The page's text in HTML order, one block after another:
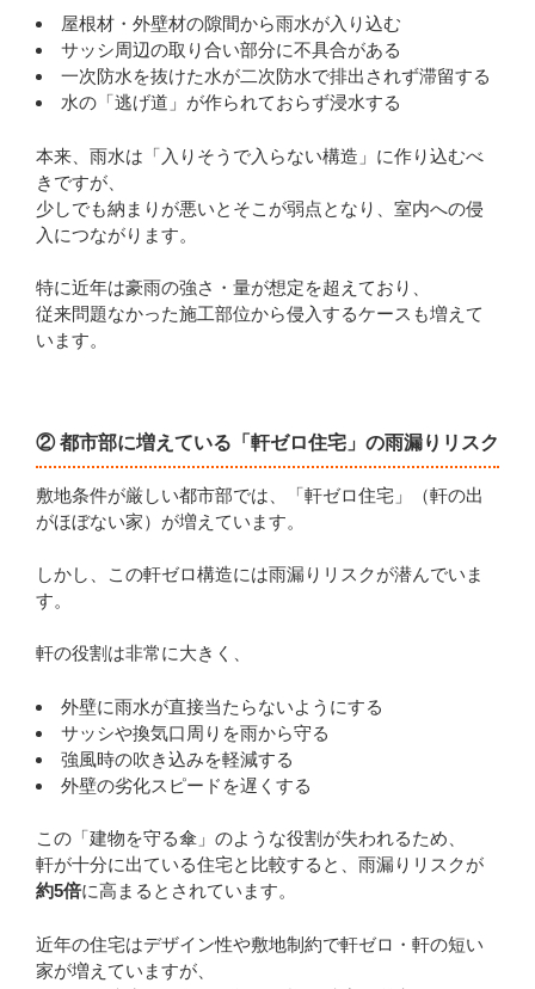
屋根材・外壁材の隙間から雨水が入り込む
サッシ周辺の取り合い部分に不具合がある
一次防水を抜けた水が二次防水で排出されず滞留する
水の「逃げ道」が作られておらず浸水する
本来、雨水は「入りそうで入らない構造」に作り込むべ
きですが、
少しでも納まりが悪いとそこが弱点となり、室内への侵
入につながります。
特に近年は豪雨の強さ・量が想定を超えており、
従来問題なかった施工部位から侵入するケースも増えて
います。
② 都市部に増えている「軒ゼロ住宅」の雨漏りリスク
敷地条件が厳しい都市部では、「軒ゼロ住宅」（軒の出
がほぼない家）が増えています。
しかし、この軒ゼロ構造には雨漏りリスクが潜んでいま
す。
軒の役割は非常に大きく、
外壁に雨水が直接当たらないようにする
サッシや換気口周りを雨から守る
強風時の吹き込みを軽減する
外壁の劣化スピードを遅くする
この「建物を守る傘」のような役割が失われるため、
軒が十分に出ている住宅と比較すると、雨漏りリスクが
約5倍に高まるとされています。
近年の住宅はデザイン性や敷地制約で軒ゼロ・軒の短い
家が増えていますが、